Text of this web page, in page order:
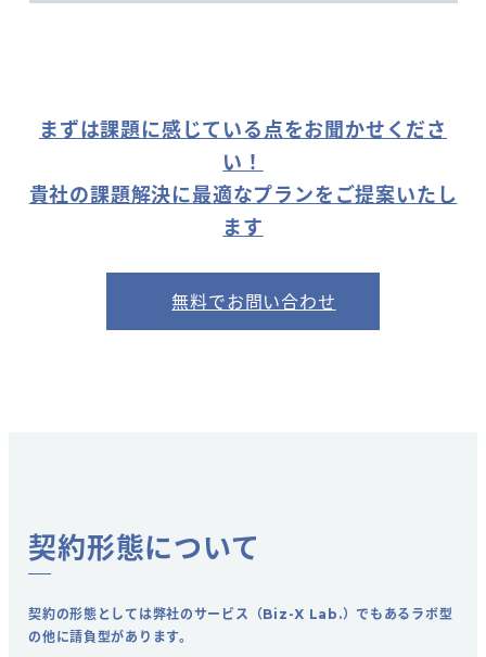
まずは課題に感じている点をお聞かせくださ
い！
貴社の課題解決に最適なプランをご提案いたし
ます
無料でお問い合わせ
契約形態について
契約の形態としては弊社のサービス（Biz-X Lab.）でもあるラボ型
の他に請負型があります。